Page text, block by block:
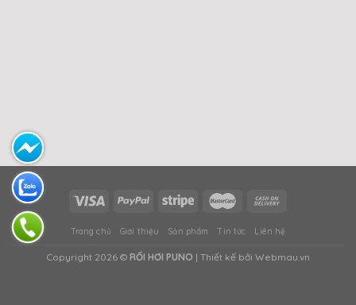
Trang chủ Giới thiệu Sản phẩm Tin tức Liên hệ
Copyright 2026 © RỐI HƠI PUNO | Thiết kế bởi Webmau.vn